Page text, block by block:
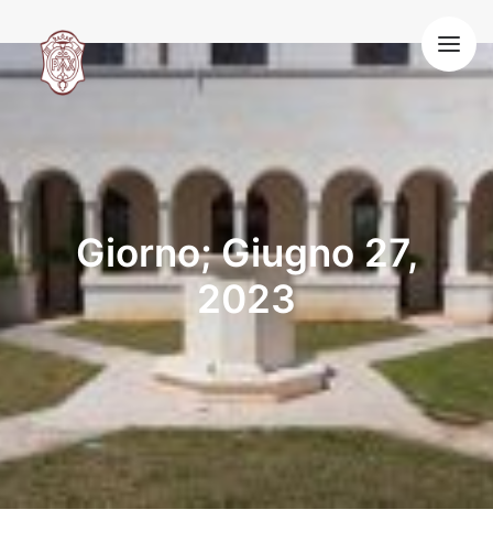
HOME
LA NOSTRA VITA
VOCAZIONE
CONTATTI
Giorno; Giugno 27,
2023